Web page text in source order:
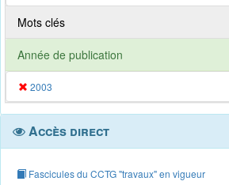
Mots clés
Année de publication
2003
Accès direct
Fascicules du CCTG "travaux" en vigueur